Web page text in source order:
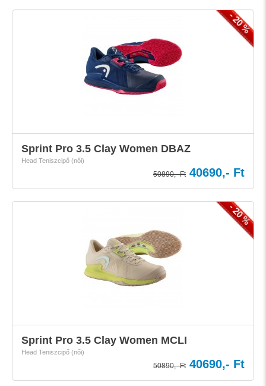
- 20 %
Sprint Pro 3.5 Clay Women DBAZ
Head Teniszcipő (női)
50890,- Ft 40690,- Ft
- 20 %
Sprint Pro 3.5 Clay Women MCLI
Head Teniszcipő (női)
50890,- Ft 40690,- Ft